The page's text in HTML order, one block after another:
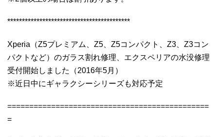
******************************************
Xperia（Z5プレミアム、Z5、Z5コンパクト、Z3、Z3コン
パクトなど）のガラス割れ修理、エクスペリアの水没修理
受付開始しました（2016年5月）
※近日中にギャラクシーシリーズも対応予定
==============================================
=